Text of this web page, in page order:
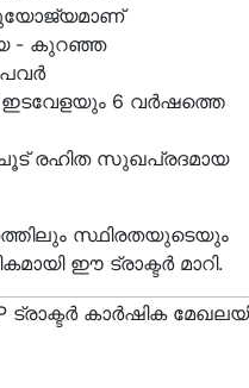
- കുറഞ്ഞ
6 വർഷത്തെ
ചൂട് രഹിത സുഖപ്രദമായ
സ്ഥിരതയുടെയും
ഈ ട്രാക്ടർ മാറി.